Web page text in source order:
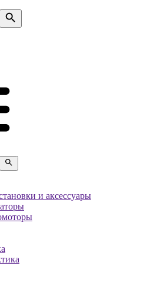
и аксессуары